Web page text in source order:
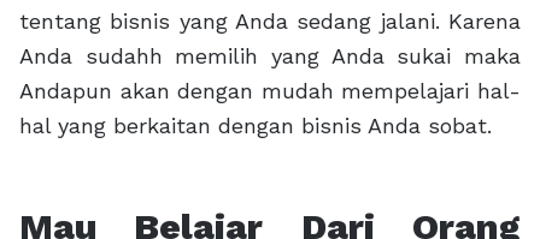
tentang bisnis yang Anda sedang jalani. Karena
Anda sudahh memilih yang Anda sukai maka
Andapun akan dengan mudah mempelajari hal-
hal yang berkaitan dengan bisnis Anda sobat.
Mau Belajar Dari Orang